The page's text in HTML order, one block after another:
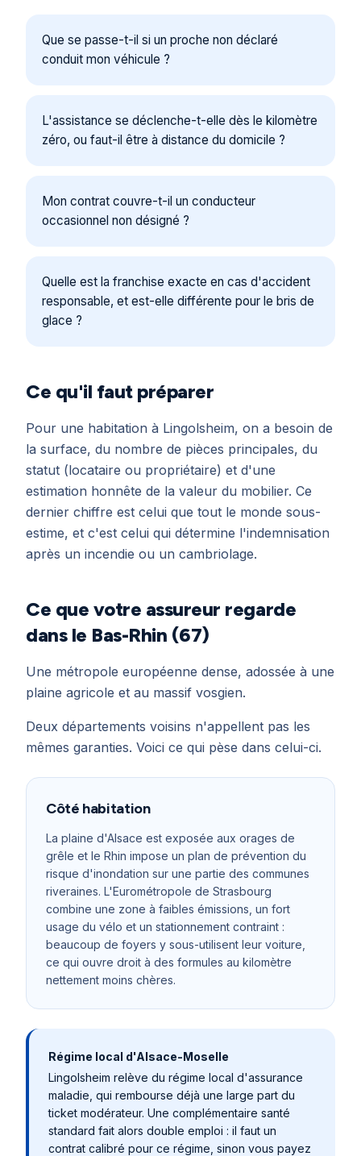
Que se passe-t-il si un proche non déclaré
conduit mon véhicule ?
L'assistance se déclenche-t-elle dès le kilomètre
zéro, ou faut-il être à distance du domicile ?
Mon contrat couvre-t-il un conducteur
occasionnel non désigné ?
Quelle est la franchise exacte en cas d'accident
responsable, et est-elle différente pour le bris de
glace ?
Ce qu'il faut préparer
Pour une habitation à Lingolsheim, on a besoin de
la surface, du nombre de pièces principales, du
statut (locataire ou propriétaire) et d'une
estimation honnête de la valeur du mobilier. Ce
dernier chiffre est celui que tout le monde sous-
estime, et c'est celui qui détermine l'indemnisation
après un incendie ou un cambriolage.
Ce que votre assureur regarde
dans le Bas-Rhin (67)
Une métropole européenne dense, adossée à une
plaine agricole et au massif vosgien.
Deux départements voisins n'appellent pas les
mêmes garanties. Voici ce qui pèse dans celui-ci.
Côté habitation
La plaine d'Alsace est exposée aux orages de
grêle et le Rhin impose un plan de prévention du
risque d'inondation sur une partie des communes
riveraines. L'Eurométropole de Strasbourg
combine une zone à faibles émissions, un fort
usage du vélo et un stationnement contraint :
beaucoup de foyers y sous-utilisent leur voiture,
ce qui ouvre droit à des formules au kilomètre
nettement moins chères.
Régime local d'Alsace-Moselle
Lingolsheim relève du régime local d'assurance
maladie, qui rembourse déjà une large part du
ticket modérateur. Une complémentaire santé
standard fait alors double emploi : il faut un
contrat calibré pour ce régime, sinon vous payez